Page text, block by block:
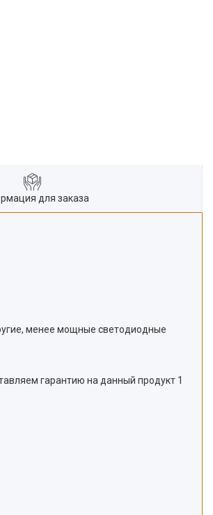
для заказа
менее мощные светодиодные
гарантию на данный продукт 1